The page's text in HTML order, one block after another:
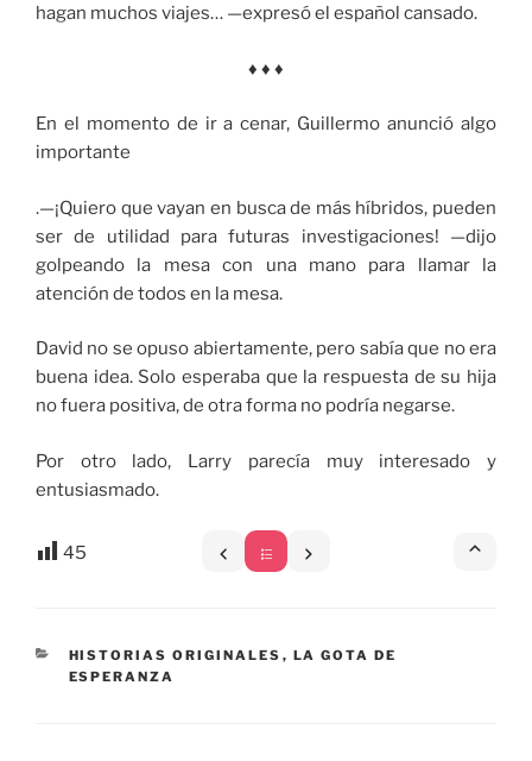
hagan muchos viajes… —expresó el español cansado.
♦ ♦ ♦
En el momento de ir a cenar, Guillermo anunció algo
importante
.—¡Quiero que vayan en busca de más híbridos, pueden
ser de utilidad para futuras investigaciones! —dijo
golpeando la mesa con una mano para llamar la
atención de todos en la mesa.
David no se opuso abiertamente, pero sabía que no era
buena idea. Solo esperaba que la respuesta de su hija
no fuera positiva, de otra forma no podría negarse.
Por otro lado, Larry parecía muy interesado y
entusiasmado.
45
CATEGORÍAS
HISTORIAS ORIGINALES , LA GOTA DE
ESPERANZA